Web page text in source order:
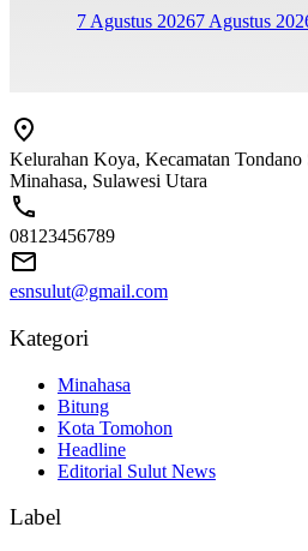
7 Agustus 20267 Agustus
Kelurahan Koya, Kecamatan Tondano
Minahasa, Sulawesi Utara
08123456789
esnsulut@gmail.com
Kategori
Minahasa
Bitung
Kota Tomohon
Headline
Editorial Sulut News
Label